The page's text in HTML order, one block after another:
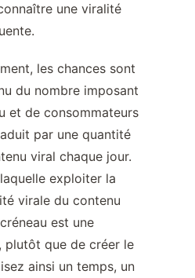
une viralité
les chances sont
du nombre imposant
et de consommateurs
par une quantité
viral chaque jour.
exploiter la
virale du contenu
est une
plutôt que de créer le
ainsi un temps, un